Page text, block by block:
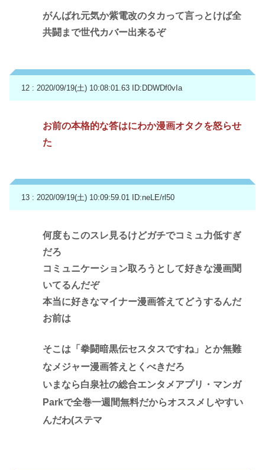
がんばれ元気か紫電改のタカって言っとけば全
共闘まで世代カバー出来るぞ
12 : 2020/09/19(土) 10:08:01.63 ID:DDWDf0vIa
お前の本格的な答はにわか漫画オタクを怒らせ
た
13 : 2020/09/19(土) 10:09:59.01 ID:neLE/rl50
何度もこのスレ見るけどガチでコミュ力低すぎ
だろ
コミュニケーション取ろうとして好きな漫画聞
いてるんだぞ
本当に好きなマイナー漫画答えてどうするんだ
お前は
そこは「拳闘暗黒伝セスタスですね」とか無難
なメジャー漫画答えとくべきだろ
いまなら白泉社の総合エンタメアプリ・マンガ
Parkで全巻一週間無料だからオススメしやすい
んだわ(ステマ